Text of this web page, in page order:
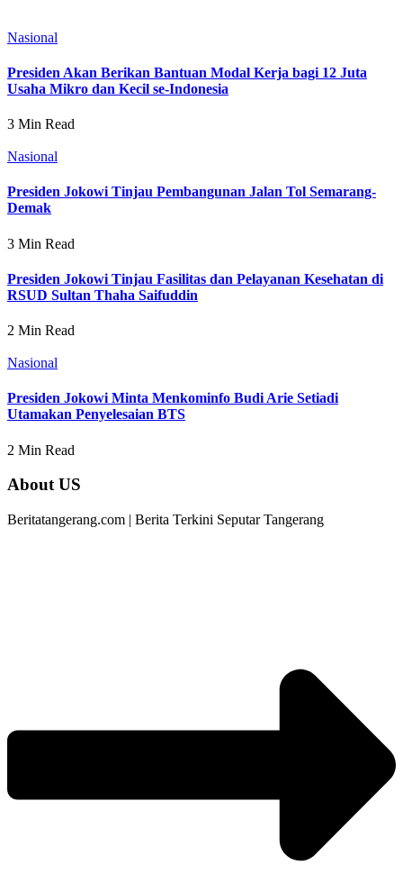
Nasional
Presiden Akan Berikan Bantuan Modal Kerja bagi 12 Juta
Usaha Mikro dan Kecil se-Indonesia
3 Min Read
Nasional
Presiden Jokowi Tinjau Pembangunan Jalan Tol Semarang-
Demak
3 Min Read
Presiden Jokowi Tinjau Fasilitas dan Pelayanan Kesehatan di
RSUD Sultan Thaha Saifuddin
2 Min Read
Nasional
Presiden Jokowi Minta Menkominfo Budi Arie Setiadi
Utamakan Penyelesaian BTS
2 Min Read
About US
Beritatangerang.com | Berita Terkini Seputar Tangerang